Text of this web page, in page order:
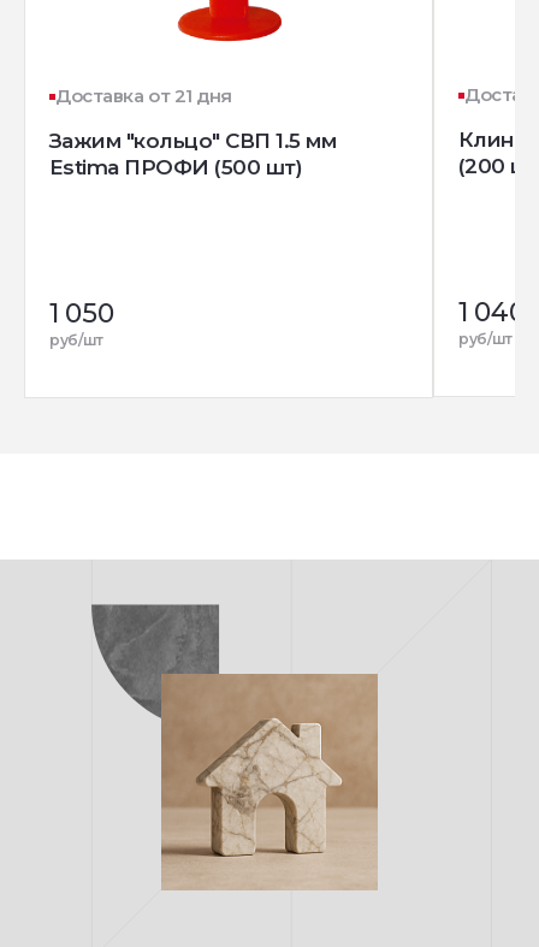
Доставка от 21 дня
Зажим "кольцо" СВП 1.5 мм
Estima ПРОФИ (500 шт)
1 050
руб/шт
Клин
(200
1 040
руб/шт